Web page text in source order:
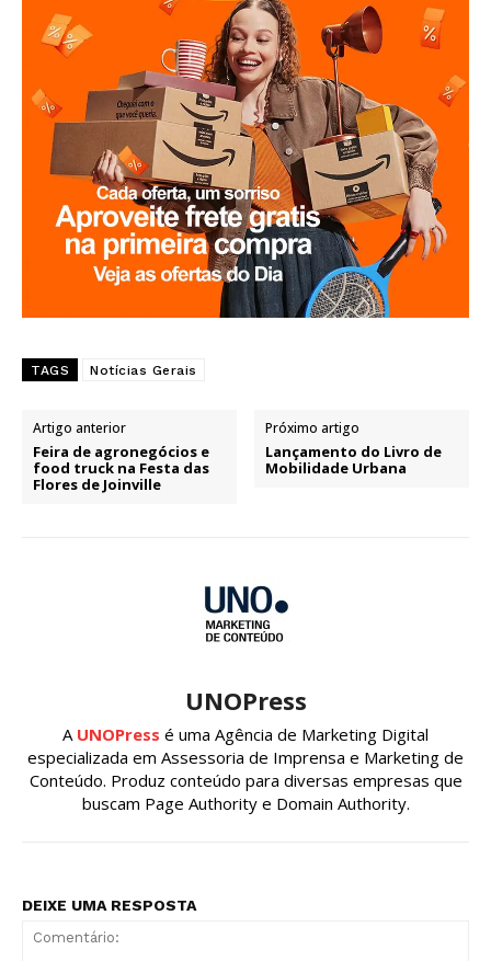
TAGS Notícias Gerais
Artigo anterior
Feira de agronegócios e
food truck na Festa das
Flores de Joinville
Próximo artigo
Lançamento do Livro de
Mobilidade Urbana
UNOPress
A UNOPress é uma Agência de Marketing Digital
especializada em Assessoria de Imprensa e Marketing de
Conteúdo. Produz conteúdo para diversas empresas que
buscam Page Authority e Domain Authority.
DEIXE UMA RESPOSTA